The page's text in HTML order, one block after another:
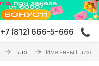
+7 (812) 666-5-666
Блог Именины